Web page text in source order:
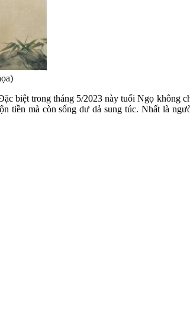
biệt trong tháng 5/2023 này tuổi Ngọ không
tiền mà còn sống dư dả sung túc. Nhất là